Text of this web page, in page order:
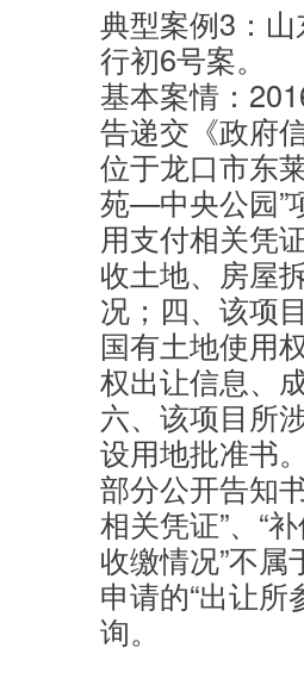
典型案例3：
行初6号案。
基本案情：
告递交《政府
位于龙口市东
苑—中央公园”
用支付相关凭
收土地、房屋
况；四、该项
国有土地使用
权出让信息、
六、该项目所
设用地批准书
部分公开告知
相关凭证”、“
收缴情况”不
申请的“出让
询。